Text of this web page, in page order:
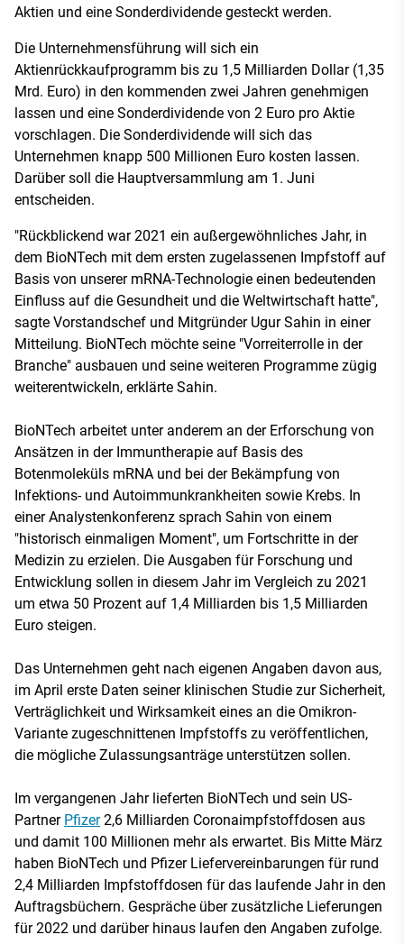
Aktien und eine Sonderdividende gesteckt werden.
Die Unternehmensführung will sich ein
Aktienrückkaufprogramm bis zu 1,5 Milliarden Dollar (1,35
Mrd. Euro) in den kommenden zwei Jahren genehmigen
lassen und eine Sonderdividende von 2 Euro pro Aktie
vorschlagen. Die Sonderdividende will sich das
Unternehmen knapp 500 Millionen Euro kosten lassen.
Darüber soll die Hauptversammlung am 1. Juni
entscheiden.
"Rückblickend war 2021 ein außergewöhnliches Jahr, in
dem BioNTech mit dem ersten zugelassenen Impfstoff auf
Basis von unserer mRNA-Technologie einen bedeutenden
Einfluss auf die Gesundheit und die Weltwirtschaft hatte",
sagte Vorstandschef und Mitgründer Ugur Sahin in einer
Mitteilung. BioNTech möchte seine "Vorreiterrolle in der
Branche" ausbauen und seine weiteren Programme zügig
weiterentwickeln, erklärte Sahin.
BioNTech arbeitet unter anderem an der Erforschung von
Ansätzen in der Immuntherapie auf Basis des
Botenmoleküls mRNA und bei der Bekämpfung von
Infektions- und Autoimmunkrankheiten sowie Krebs. In
einer Analystenkonferenz sprach Sahin von einem
"historisch einmaligen Moment", um Fortschritte in der
Medizin zu erzielen. Die Ausgaben für Forschung und
Entwicklung sollen in diesem Jahr im Vergleich zu 2021
um etwa 50 Prozent auf 1,4 Milliarden bis 1,5 Milliarden
Euro steigen.
Das Unternehmen geht nach eigenen Angaben davon aus,
im April erste Daten seiner klinischen Studie zur Sicherheit,
Verträglichkeit und Wirksamkeit eines an die Omikron-
Variante zugeschnittenen Impfstoffs zu veröffentlichen,
die mögliche Zulassungsanträge unterstützen sollen.
Im vergangenen Jahr lieferten BioNTech und sein US-
Partner Pfizer2,6 Milliarden Coronaimpfstoffdosen aus
und damit 100 Millionen mehr als erwartet. Bis Mitte März
haben BioNTech und Pfizer Liefervereinbarungen für rund
2,4 Milliarden Impfstoffdosen für das laufende Jahr in den
Auftragsbüchern. Gespräche über zusätzliche Lieferungen
für 2022 und darüber hinaus laufen den Angaben zufolge.